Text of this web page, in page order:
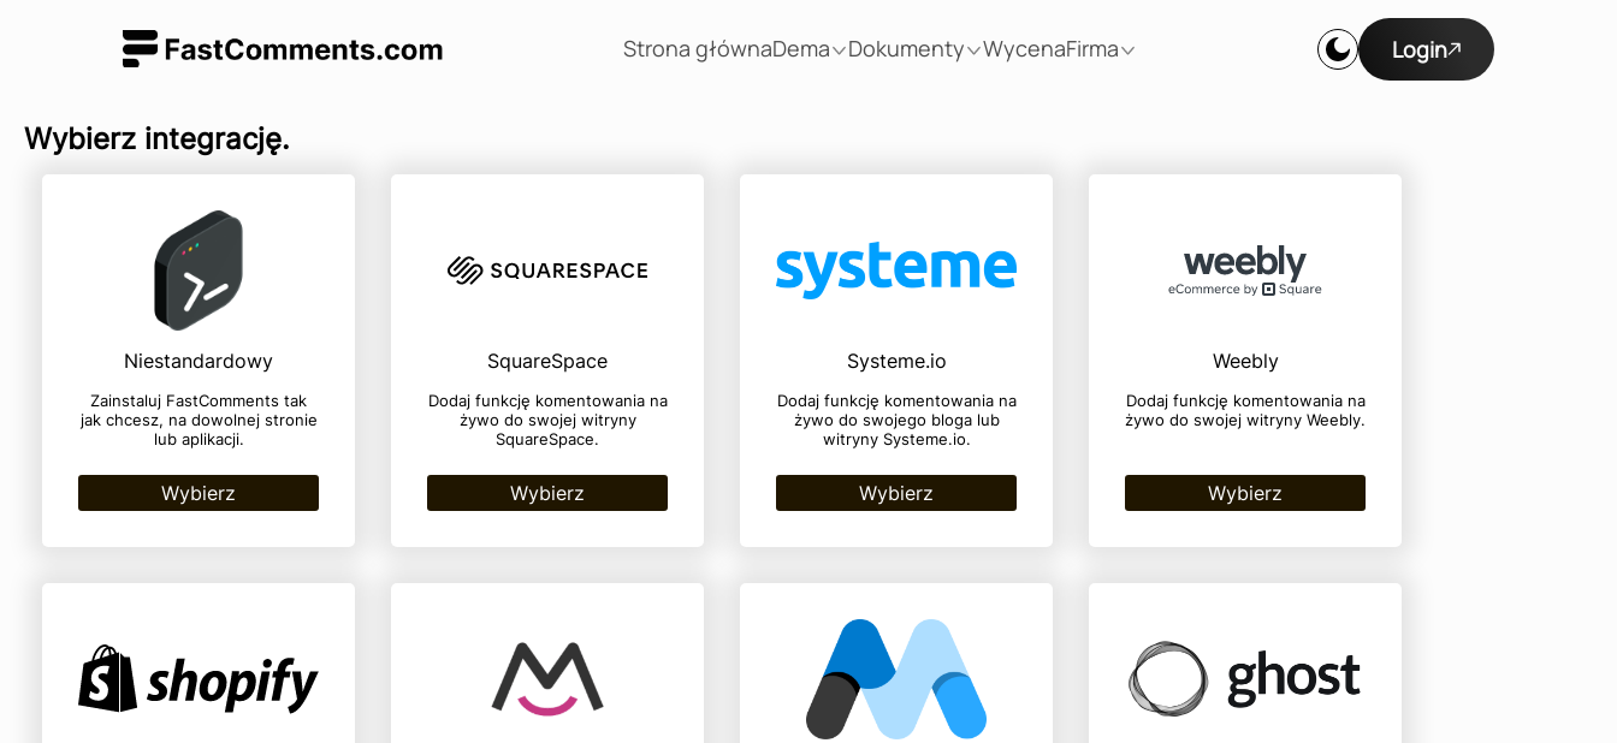
Strona głównaDema Dokumenty WycenaFirma Login
Wybierz integrację.
Niestandardowy
Zainstaluj FastComments tak
jak chcesz, na dowolnej stronie
lub aplikacji.
Wybierz
SquareSpace
Dodaj funkcję komentowania na
żywo do swojej witryny
SquareSpace.
Wybierz
Systeme.io
Dodaj funkcję komentowania na
żywo do swojego bloga lub
witryny Systeme.io.
Wybierz
Weebly
Dodaj funkcję komentowania na
żywo do swojej witryny Weebly.
Wybierz